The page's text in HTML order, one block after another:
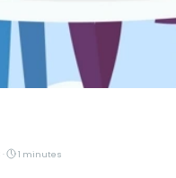
1 minutes